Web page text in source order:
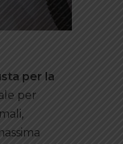
per la
per